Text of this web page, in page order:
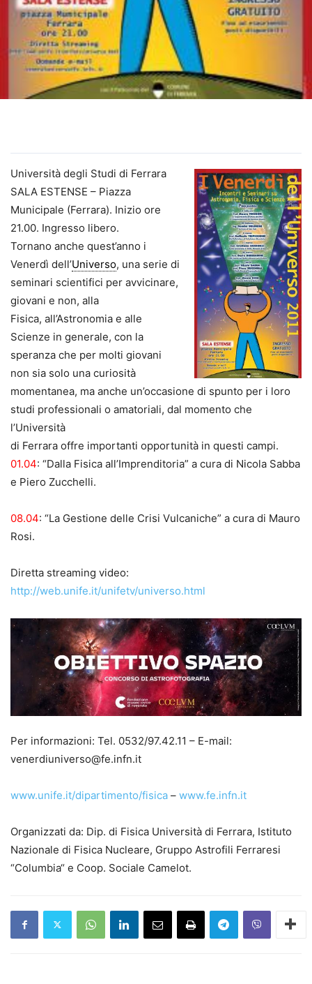
Università degli Studi di Ferrara
SALA ESTENSE – Piazza
Municipale (Ferrara). Inizio ore
21.00. Ingresso libero.
Tornano anche quest’anno i
Venerdì dell’Universo, una serie di
seminari scientifici per avvicinare,
giovani e non, alla
Fisica, all’Astronomia e alle
Scienze in generale, con la
speranza che per molti giovani
non sia solo una curiosità
momentanea, ma anche un’occasione di spunto per i loro
studi professionali o amatoriali, dal momento che
l’Università
di Ferrara offre importanti opportunità in questi campi.
01.04: “Dalla Fisica all’Imprenditoria” a cura di Nicola Sabba
e Piero Zucchelli.
08.04: “La Gestione delle Crisi Vulcaniche” a cura di Mauro
Rosi.
Diretta streaming video:
http://web.unife.it/unifetv/universo.html
Per informazioni: Tel. 0532/97.42.11 – E-mail:
venerdiuniverso@fe.infn.it
www.unife.it/dipartimento/fisica – www.fe.infn.it
Organizzati da: Dip. di Fisica Università di Ferrara, Istituto
Nazionale di Fisica Nucleare, Gruppo Astrofili Ferraresi
“Columbia“ e Coop. Sociale Camelot.